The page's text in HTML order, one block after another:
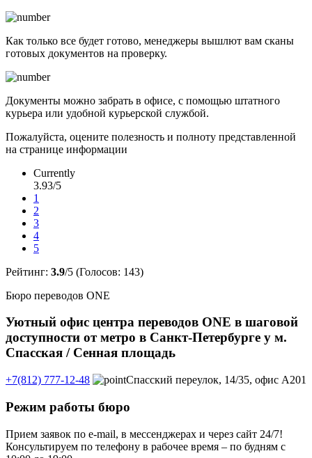
Как только все будет готово, менеджеры вышлют вам сканы
готовых документов на проверку.
Документы можно забрать в офисе, с помощью штатного
курьера или удобной курьерской службой.
Пожалуйста, оцените полезность и полноту представленной
на странице информации
Currently
3.93/5
1
2
3
4
5
Рейтинг: 3.9/5 (Голосов: 143)
Бюро переводов ONE
Уютный офис центра переводов ONE в шаговой
доступности от метро в Санкт-Петербурге у м.
Спасская / Сенная площадь
+7(812) 777-12-48 Спасский переулок, 14/35, офис А201
Режим работы бюро
Прием заявок по e-mail, в мессенджерах и через сайт 24/7!
Консультируем по телефону в рабочее время – по будням с